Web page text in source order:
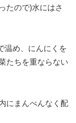
たので)水にはさ
温め、にんにくを
たちを重ならない
にまんべんなく配